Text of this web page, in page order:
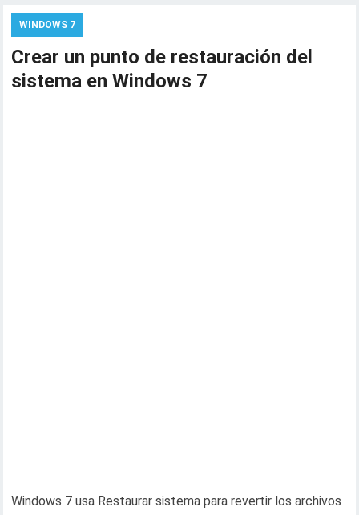
WINDOWS 7
Crear un punto de restauración del
sistema en Windows 7
Windows 7 usa Restaurar sistema para revertir los archivos